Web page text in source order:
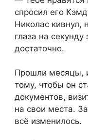
спросил его
Николас кивнул,
глаза на
достаточно.
Прошли месяцы,
тому, чтобы он
документов,
на свои места.
всё изменилось.